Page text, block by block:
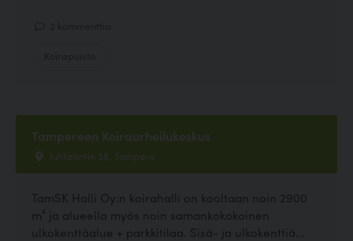
Tampereen Koiraurheilukeskus
luhtaantie 58, Tampere
TamSK Halli Oy:n koirahalli on kooltaan noin 2900
m² ja alueella myös noin samankokokoinen
ulkokenttäalue + parkkitilaa. Sisä- ja ulkokenttiä...